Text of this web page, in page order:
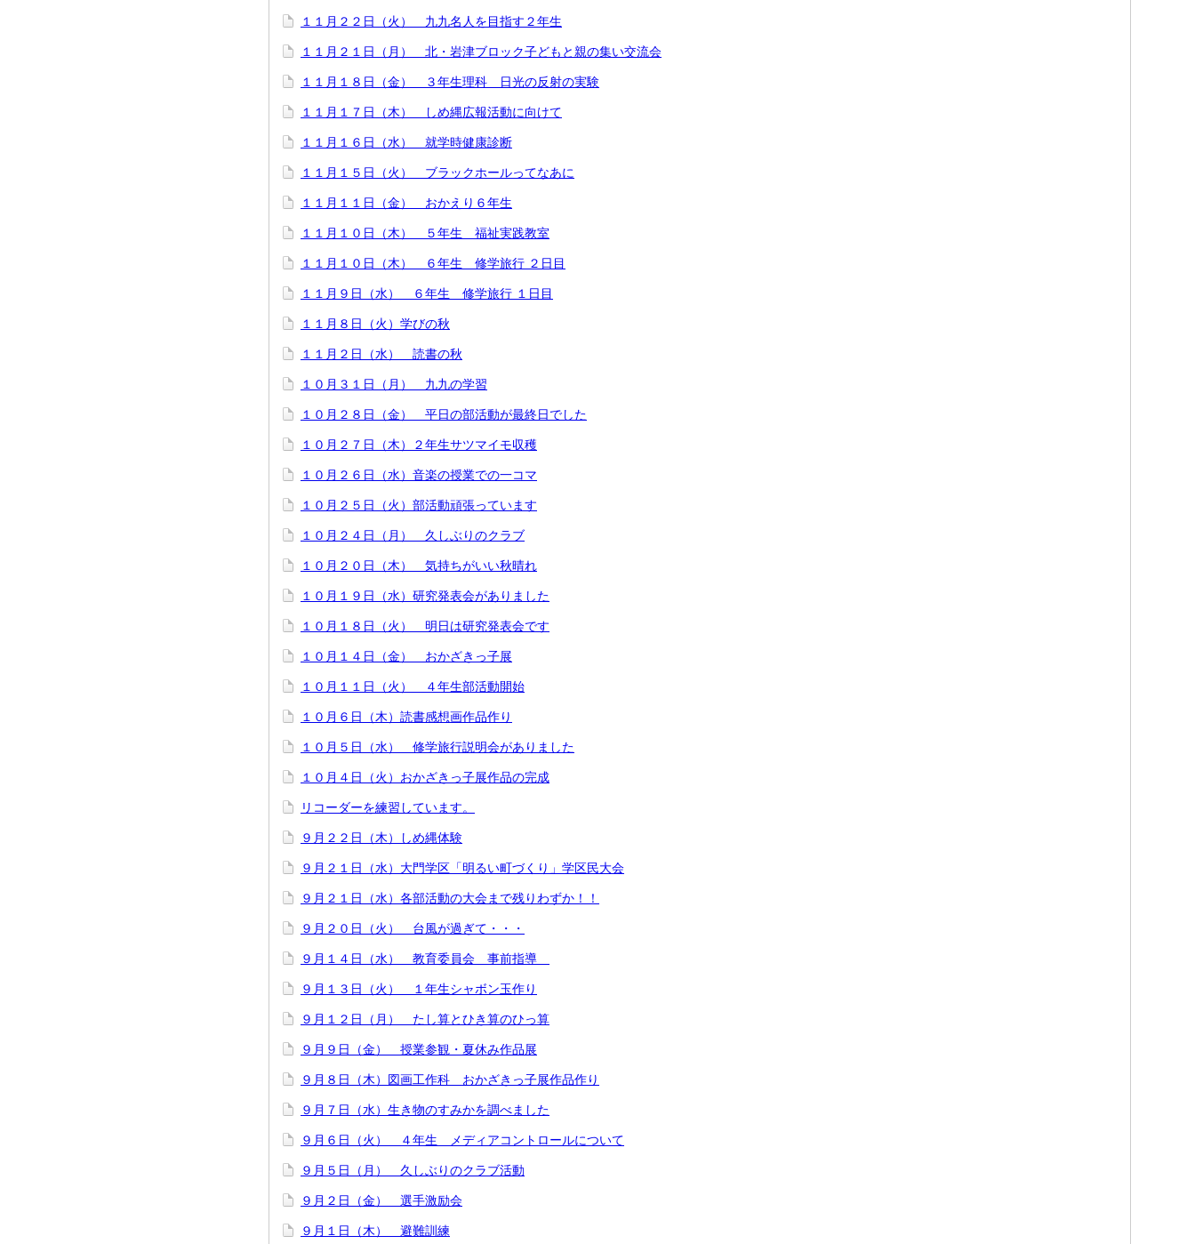
１１月２２日（火） 九九名人を目指す２年生
１１月２１日（月） 北・岩津ブロック子どもと親の集い交流会
１１月１８日（金） ３年生理科 日光の反射の実験
１１月１７日（木） しめ縄広報活動に向けて
１１月１６日（水） 就学時健康診断
１１月１５日（火） ブラックホールってなあに
１１月１１日（金） おかえり６年生
１１月１０日（木） ５年生 福祉実践教室
１１月１０日（木） ６年生 修学旅行 ２日目
１１月９日（水） ６年生 修学旅行 １日目
１１月８日（火）学びの秋
１１月２日（水） 読書の秋
１０月３１日（月） 九九の学習
１０月２８日（金） 平日の部活動が最終日でした
１０月２７日（木）２年生サツマイモ収穫
１０月２６日（水）音楽の授業での一コマ
１０月２５日（火）部活動頑張っています
１０月２４日（月） 久しぶりのクラブ
１０月２０日（木） 気持ちがいい秋晴れ
１０月１９日（水）研究発表会がありました
１０月１８日（火） 明日は研究発表会です
１０月１４日（金） おかざきっ子展
１０月１１日（火） ４年生部活動開始
１０月６日（木）読書感想画作品作り
１０月５日（水） 修学旅行説明会がありました
１０月４日（火）おかざきっ子展作品の完成
リコーダーを練習しています。
９月２２日（木）しめ縄体験
９月２１日（水）大門学区「明るい町づくり」学区民大会
９月２１日（水）各部活動の大会まで残りわずか！！
９月２０日（火） 台風が過ぎて・・・
９月１４日（水） 教育委員会 事前指導
９月１３日（火） １年生シャボン玉作り
９月１２日（月） たし算とひき算のひっ算
９月９日（金） 授業参観・夏休み作品展
９月８日（木）図画工作科 おかざきっ子展作品作り
９月７日（水）生き物のすみかを調べました
９月６日（火） ４年生 メディアコントロールについて
９月５日（月） 久しぶりのクラブ活動
９月２日（金） 選手激励会
９月１日（木） 避難訓練